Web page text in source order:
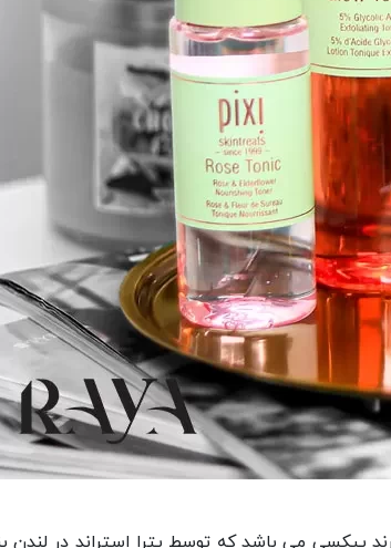
پیکسی می باشد که توسط پترا استراند در